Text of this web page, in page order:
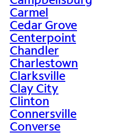
Carmel
Cedar Grove
Centerpoint
Chandler
Charlestown
Clarksville
Clay City
Clinton
Connersville
Converse